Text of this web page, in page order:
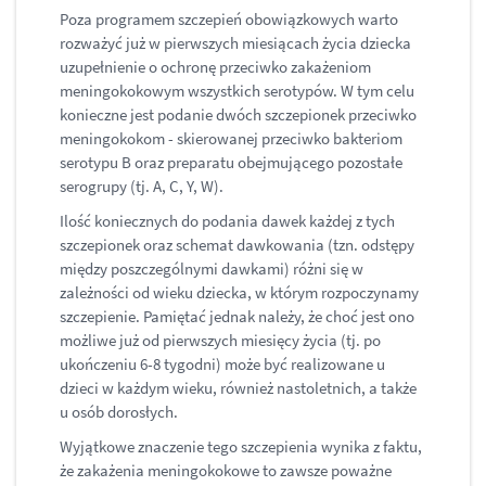
Poza programem szczepień obowiązkowych warto
rozważyć już w pierwszych miesiącach życia dziecka
uzupełnienie o ochronę przeciwko zakażeniom
meningokokowym wszystkich serotypów. W tym celu
konieczne jest podanie dwóch szczepionek przeciwko
meningokokom - skierowanej przeciwko bakteriom
serotypu B oraz preparatu obejmującego pozostałe
serogrupy (tj. A, C, Y, W).
Ilość koniecznych do podania dawek każdej z tych
szczepionek oraz schemat dawkowania (tzn. odstępy
między poszczególnymi dawkami) różni się w
zależności od wieku dziecka, w którym rozpoczynamy
szczepienie. Pamiętać jednak należy, że choć jest ono
możliwe już od pierwszych miesięcy życia (tj. po
ukończeniu 6-8 tygodni) może być realizowane u
dzieci w każdym wieku, również nastoletnich, a także
u osób dorosłych.
Wyjątkowe znaczenie tego szczepienia wynika z faktu,
że zakażenia meningokokowe to zawsze poważne